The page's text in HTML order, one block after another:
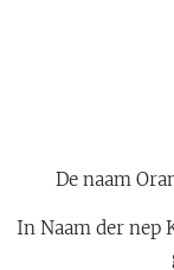
De naam
In Naam der nep